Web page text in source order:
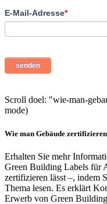
E-Mail-Adresse*
Scroll doel: "wie-man-
mode)
Wie man Gebäude
Erhalten Sie mehr
Green Building Labels für
zertifizieren lässt –, indem
Thema lesen. Es erklärt
Erwerb von Green